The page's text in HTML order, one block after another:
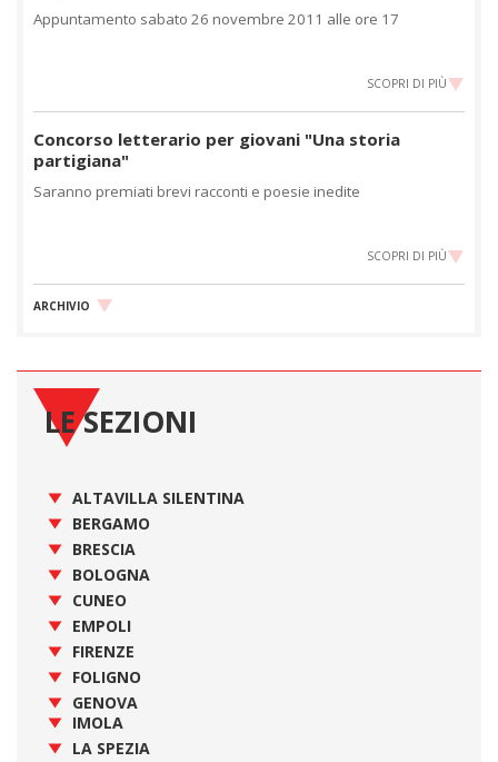
Appuntamento sabato 26 novembre 2011 alle ore 17
SCOPRI DI PIÙ
Concorso letterario per giovani "Una storia
partigiana"
Saranno premiati brevi racconti e poesie inedite
SCOPRI DI PIÙ
ARCHIVIO
LE SEZIONI
ALTAVILLA SILENTINA
BERGAMO
BRESCIA
BOLOGNA
CUNEO
EMPOLI
FIRENZE
FOLIGNO
GENOVA
IMOLA
LA SPEZIA